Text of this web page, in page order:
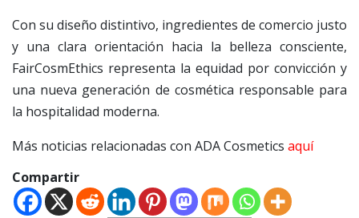
Con su diseño distintivo, ingredientes de comercio justo
y una clara orientación hacia la belleza consciente,
FairCosmEthics representa la equidad por convicción y
una nueva generación de cosmética responsable para
la hospitalidad moderna.
Más noticias relacionadas con ADA Cosmetics aquí
Compartir